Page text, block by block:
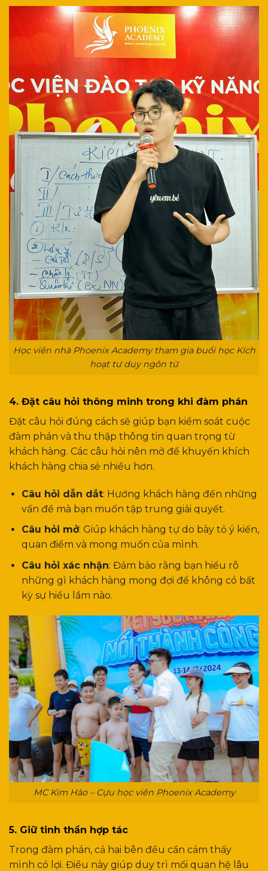
Học viên nhà Phoenix Academy tham gia buổi học Kích
hoạt tư duy ngôn từ
4. Đặt câu hỏi thông minh trong khi đàm phán
Đặt câu hỏi đúng cách sẽ giúp bạn kiểm soát cuộc
đàm phán và thu thập thông tin quan trọng từ
khách hàng. Các câu hỏi nên mở để khuyến khích
khách hàng chia sẻ nhiều hơn.
Câu hỏi dẫn dắt: Hướng khách hàng đến những
vấn đề mà bạn muốn tập trung giải quyết.
Câu hỏi mở: Giúp khách hàng tự do bày tỏ ý kiến,
quan điểm và mong muốn của mình.
Câu hỏi xác nhận: Đảm bảo rằng bạn hiểu rõ
những gì khách hàng mong đợi để không có bất
kỳ sự hiểu lầm nào.
MC Kim Hào – Cựu học viên Phoenix Academy
5. Giữ tinh thần hợp tác
Trong đàm phán, cả hai bên đều cần cảm thấy
mình có lợi. Điều này giúp duy trì mối quan hệ lâu